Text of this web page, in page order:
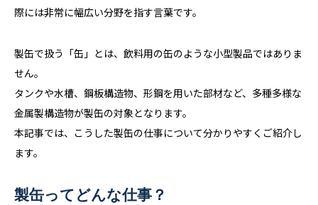
際には非常に幅広い分野を指す言葉です。
製缶で扱う「缶」とは、飲料用の缶のような小型製品ではありま
せん。
タンクや水槽、鋼板構造物、形鋼を用いた部材など、多種多様な
金属製構造物が製缶の対象となります。
本記事では、こうした製缶の仕事について分かりやすくご紹介し
ます。
製缶ってどんな仕事？